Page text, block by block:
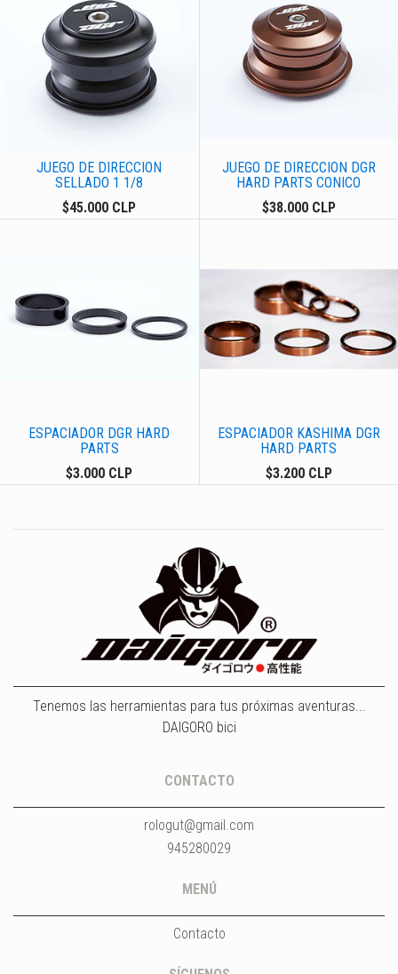
JUEGO DE DIRECCION
SELLADO 1 1/8
$45.000 CLP
JUEGO DE DIRECCION DGR
HARD PARTS CONICO
$38.000 CLP
ESPACIADOR DGR HARD
PARTS
$3.000 CLP
ESPACIADOR KASHIMA DGR
HARD PARTS
$3.200 CLP
Tenemos las herramientas para tus próximas aventuras...
DAIGORO bici
CONTACTO
rologut@gmail.com
945280029
MENÚ
Contacto